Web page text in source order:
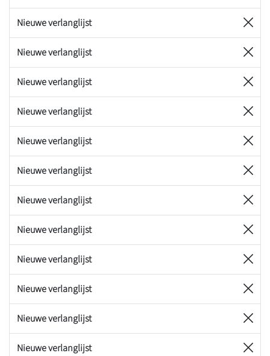
Nieuwe verlanglijst
Nieuwe verlanglijst
Nieuwe verlanglijst
Nieuwe verlanglijst
Nieuwe verlanglijst
Nieuwe verlanglijst
Nieuwe verlanglijst
Nieuwe verlanglijst
Nieuwe verlanglijst
Nieuwe verlanglijst
Nieuwe verlanglijst
Nieuwe verlanglijst